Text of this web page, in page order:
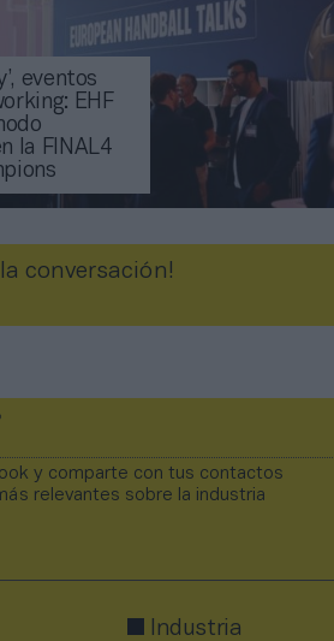
eventos
EHF
la FINAL4
la conversación!
y comparte con tus contactos
relevantes sobre la industria
Industria